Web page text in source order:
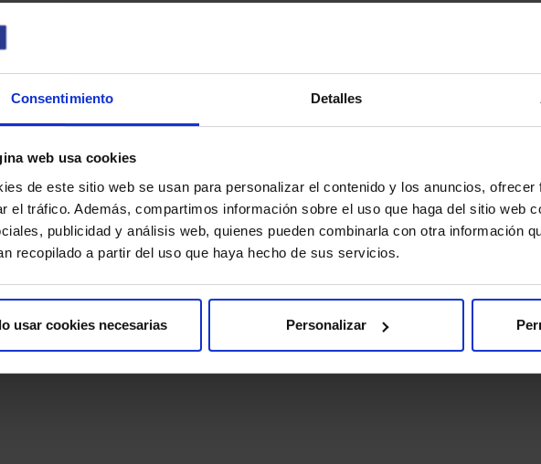
Consentimiento Detalles
web usa cookies
de este sitio web se usan para personalizar el contenido y los anuncios,
el tráfico. Además, compartimos información sobre el uso que haga del sitio web
publicidad y análisis web, quienes pueden combinarla con otra información
recopilado a partir del uso que haya hecho de sus servicios.
usar cookies necesarias Personalizar